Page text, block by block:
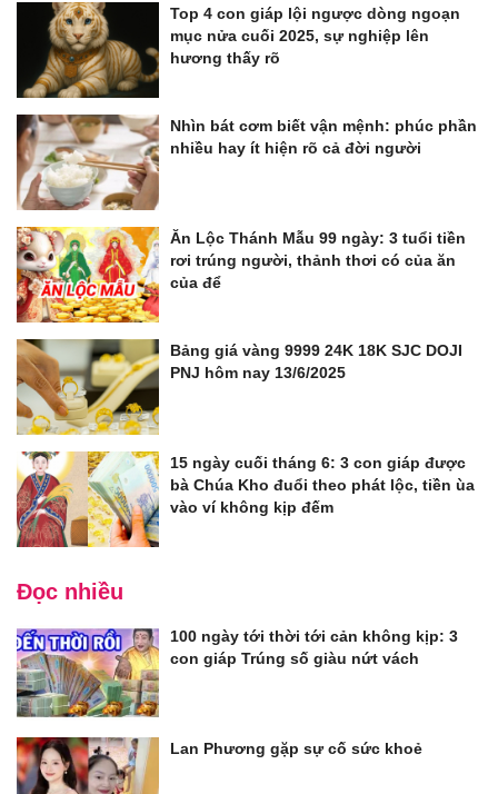
Top 4 con giáp lội ngược dòng ngoạn
mục nửa cuối 2025, sự nghiệp lên
hương thấy rõ
Nhìn bát cơm biết vận mệnh: phúc phần
nhiều hay ít hiện rõ cả đời người
Ăn Lộc Thánh Mẫu 99 ngày: 3 tuổi tiền
rơi trúng người, thảnh thơi có của ăn
của để
Bảng giá vàng 9999 24K 18K SJC DOJI
PNJ hôm nay 13/6/2025
15 ngày cuối tháng 6: 3 con giáp được
bà Chúa Kho đuổi theo phát lộc, tiền ùa
vào ví không kịp đếm
Đọc nhiều
100 ngày tới thời tới cản không kịp: 3
con giáp Trúng số giàu nứt vách
Lan Phương gặp sự cố sức khoẻ